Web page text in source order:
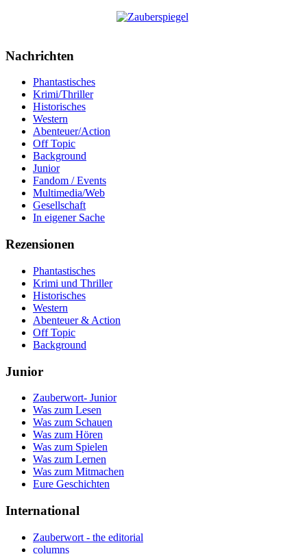
Nachrichten
Phantastisches
Krimi/Thriller
Historisches
Western
Abenteuer/Action
Off Topic
Background
Junior
Fandom / Events
Multimedia/Web
Gesellschaft
In eigener Sache
Rezensionen
Phantastisches
Krimi und Thriller
Historisches
Western
Abenteuer & Action
Off Topic
Background
Junior
Zauberwort- Junior
Was zum Lesen
Was zum Schauen
Was zum Hören
Was zum Spielen
Was zum Lernen
Was zum Mitmachen
Eure Geschichten
International
Zauberwort - the editorial
columns